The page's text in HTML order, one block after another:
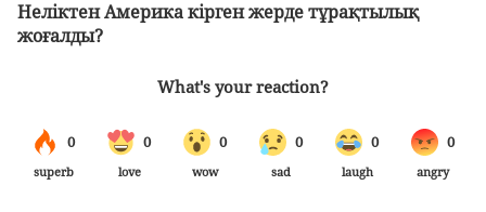
Неліктен Америка кірген жерде тұрақтылық
жоғалды?